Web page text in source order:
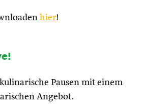
hier!
Pausen mit einem
Angebot.